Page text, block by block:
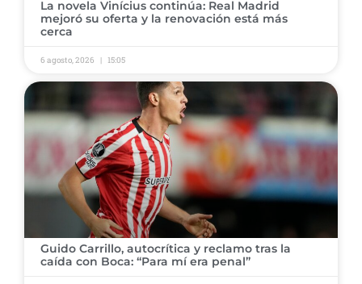
​La novela Vinícius continúa: Real Madrid
mejoró su oferta y la renovación está más
cerca
6 agosto, 2026 15:05
​Guido Carrillo, autocrítica y reclamo tras la
caída con Boca: “Para mí era penal”